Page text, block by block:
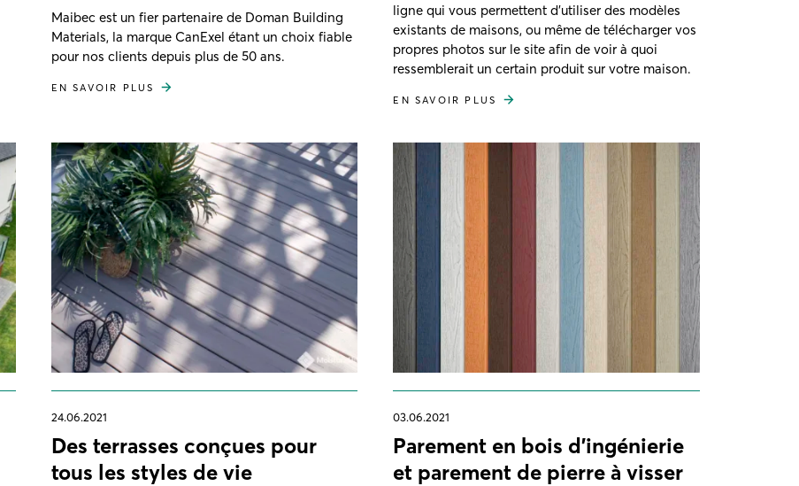
Maibec est un fier partenaire de Doman Building
Materials, la marque CanExel étant un choix fiable
pour nos clients depuis plus de 50 ans.
EN SAVOIR PLUS
ligne qui vous permettent d'utiliser des modèles
existants de maisons, ou même de télécharger vos
propres photos sur le site afin de voir à quoi
ressemblerait un certain produit sur votre maison.
EN SAVOIR PLUS
24.06.2021
Des terrasses conçues pour
tous les styles de vie
03.06.2021
Parement en bois d’ingénierie
et parement de pierre à visser